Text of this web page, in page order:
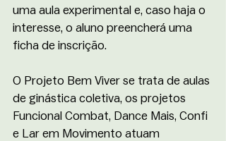
uma aula experimental e, caso haja o
interesse, o aluno preencherá uma
ficha de inscrição.
O Projeto Bem Viver se trata de aulas
de ginástica coletiva, os projetos
Funcional Combat, Dance Mais, Confi
e Lar em Movimento atuam